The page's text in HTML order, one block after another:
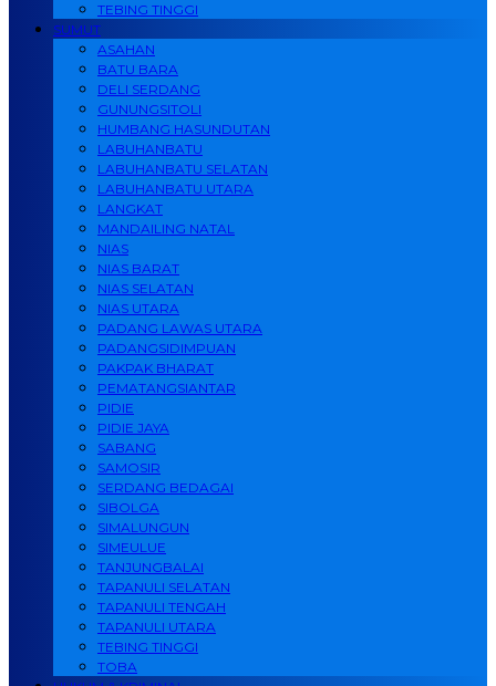
TEBING TINGGI
SUMUT
ASAHAN
BATU BARA
DELI SERDANG
GUNUNGSITOLI
HUMBANG HASUNDUTAN
LABUHANBATU
LABUHANBATU SELATAN
LABUHANBATU UTARA
LANGKAT
MANDAILING NATAL
NIAS
NIAS BARAT
NIAS SELATAN
NIAS UTARA
PADANG LAWAS UTARA
PADANGSIDIMPUAN
PAKPAK BHARAT
PEMATANGSIANTAR
PIDIE
PIDIE JAYA
SABANG
SAMOSIR
SERDANG BEDAGAI
SIBOLGA
SIMALUNGUN
SIMEULUE
TANJUNGBALAI
TAPANULI SELATAN
TAPANULI TENGAH
TAPANULI UTARA
TEBING TINGGI
TOBA